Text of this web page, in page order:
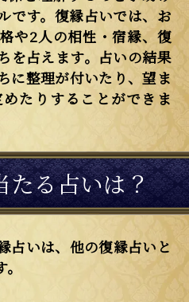
です。復縁占いでは、お
や2人の相性・宿縁、復
を占えます。占いの結果
に整理が付いたり、望ま
たりすることができま
たる占いは？
占いは、他の復縁占いと